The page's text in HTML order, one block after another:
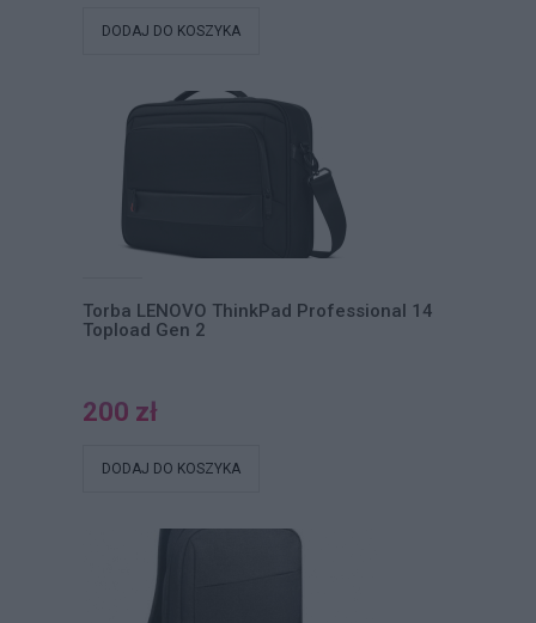
DODAJ DO KOSZYKA
Torba LENOVO ThinkPad Professional 14
Topload Gen 2
200 zł
DODAJ DO KOSZYKA